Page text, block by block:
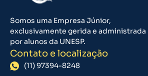
Somos uma Empresa Júnior,
exclusivamente gerida e administrada
por alunos da UNESP.
Contato e localização
(11) 97394-8248